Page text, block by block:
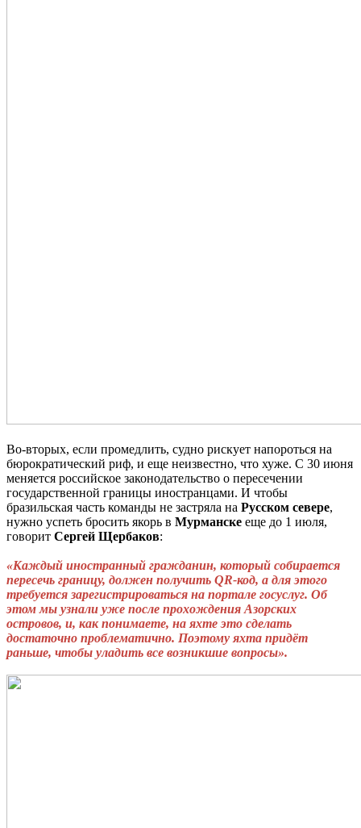
Во-вторых, если промедлить, судно рискует напороться на
бюрократический риф, и еще неизвестно, что хуже. С 30 июня
меняется российское законодательство о пересечении
государственной границы иностранцами. И чтобы
бразильская часть команды не застряла на Русском севере,
нужно успеть бросить якорь в Мурманске еще до 1 июля,
говорит Сергей Щербаков:
«Каждый иностранный гражданин, который собирается
пересечь границу, должен получить QR-код, а для этого
требуется зарегистрироваться на портале госуслуг. Об
этом мы узнали уже после прохождения Азорских
островов, и, как понимаете, на яхте это сделать
достаточно проблематично. Поэтому яхта придёт
раньше, чтобы уладить все возникшие вопросы».